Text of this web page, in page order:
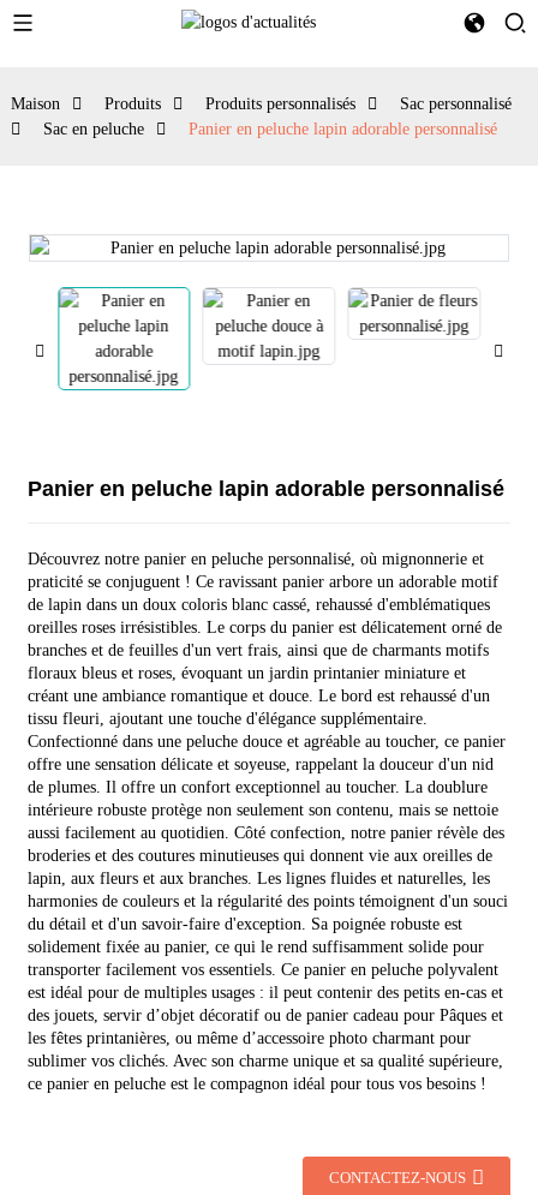
Maison Produits Produits personnalisés
Sac personnalisé
Sac en peluche
Panier en peluche lapin adorable personnalisé
Panier en peluche lapin adorable personnalisé
Découvrez notre panier en peluche personnalisé, où mignonnerie et
praticité se conjuguent ! Ce ravissant panier arbore un adorable motif
de lapin dans un doux coloris blanc cassé, rehaussé d'emblématiques
oreilles roses irrésistibles. Le corps du panier est délicatement orné de
branches et de feuilles d'un vert frais, ainsi que de charmants motifs
floraux bleus et roses, évoquant un jardin printanier miniature et
créant une ambiance romantique et douce. Le bord est rehaussé d'un
tissu fleuri, ajoutant une touche d'élégance supplémentaire.
Confectionné dans une peluche douce et agréable au toucher, ce panier
offre une sensation délicate et soyeuse, rappelant la douceur d'un nid
de plumes. Il offre un confort exceptionnel au toucher. La doublure
intérieure robuste protège non seulement son contenu, mais se nettoie
aussi facilement au quotidien. Côté confection, notre panier révèle des
broderies et des coutures minutieuses qui donnent vie aux oreilles de
lapin, aux fleurs et aux branches. Les lignes fluides et naturelles, les
harmonies de couleurs et la régularité des points témoignent d'un souci
du détail et d'un savoir-faire d'exception. Sa poignée robuste est
solidement fixée au panier, ce qui le rend suffisamment solide pour
transporter facilement vos essentiels. Ce panier en peluche polyvalent
est idéal pour de multiples usages : il peut contenir des petits en-cas et
des jouets, servir d’objet décoratif ou de panier cadeau pour Pâques et
les fêtes printanières, ou même d’accessoire photo charmant pour
sublimer vos clichés. Avec son charme unique et sa qualité supérieure,
ce panier en peluche est le compagnon idéal pour tous vos besoins !
CONTACTEZ-NOUS